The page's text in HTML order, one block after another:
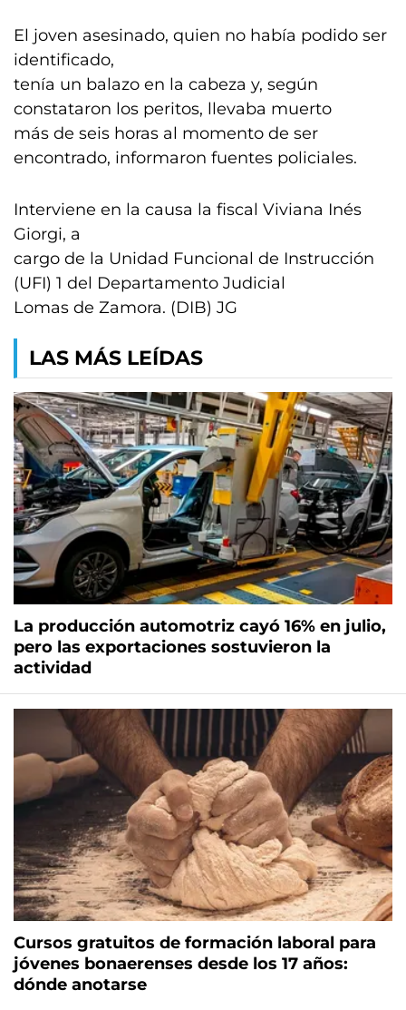
El joven asesinado, quien no había podido ser
identificado,
tenía un balazo en la cabeza y, según
constataron los peritos, llevaba muerto
más de seis horas al momento de ser
encontrado, informaron fuentes policiales.
Interviene en la causa la fiscal Viviana Inés
Giorgi, a
cargo de la Unidad Funcional de Instrucción
(UFI) 1 del Departamento Judicial
Lomas de Zamora. (DIB) JG
LAS MÁS LEÍDAS
La producción automotriz cayó 16% en julio,
pero las exportaciones sostuvieron la
actividad
Cursos gratuitos de formación laboral para
jóvenes bonaerenses desde los 17 años:
dónde anotarse